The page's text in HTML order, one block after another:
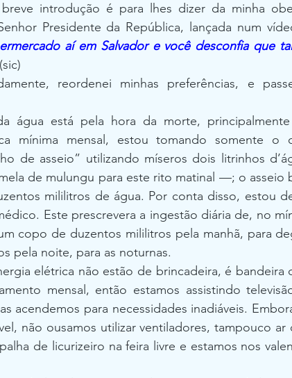
introdução é para lhes dizer da minha
Presidente da República, lançada num
aí em Salvador e você desconfia que
reordenei minhas preferências, e
água está pela hora da morte,
mínima mensal, estou tomando somente o
de asseio” utilizando míseros dois litrinhos
de mulungu para este rito matinal —; o asseio
mililitros de água. Por conta disso, estou
Este prescrevera a ingestão diária de, no
copo de duzentos mililitros pela manhã, para
pela noite, para as noturnas.
elétrica não estão de brincadeira, é bandeira
mensal, então estamos assistindo
acendemos para necessidades inadiáveis.
não ousamos utilizar ventiladores, tampouco
de licurizeiro na feira livre e estamos nos